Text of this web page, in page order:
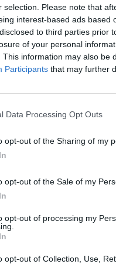
selection. Please note that
interest-based ads based
to third parties prior
of your personal
This information may also be
Participants that may further
Data Processing Opt Outs
opt-out of the Sharing of my
opt-out of the Sale of my
opt-out of processing my
opt-out of Collection, Use,
του ζωή
στο περιοδικό